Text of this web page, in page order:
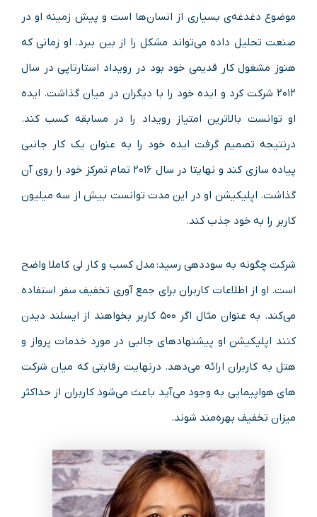
موضوع دغدغه‌ی بسیاری از انسان‌ها است و پیش‌ زمینه‌ او در
صنعت تحلیل داده می‌تواند مشکل را از بین ببرد. او زمانی که
هنوز مشغول کار قدیمی خود بود در رویداد استارتاپی در سال
۲۰۱۲ شرکت کرد و ایده‌ خود را با دیگران در میان گذاشت. ایده‌
او توانست بالاترین امتیاز رویداد را در مسابقه کسب کند.
درنتیجه تصمیم گرفت ایده‌ خود را به‌ عنوان یک کار جانبی
پیاده‌ سازی کند و نهایتا در سال ۲۰۱۶ تمام تمرکز خود را روی آن
گذاشت. اپلیکیشن او در این مدت توانست بیش از سه میلیون
کاربر را به خود جذب کند.
شرکت چگونه به سوددهی رسید: مدل کسب‌ و کار لی کاملا واضح
است. او از اطلاعات کاربران برای جمع‌ آوری تخفیف سفر استفاده
می‌کند. به‌ عنوان مثال اگر ۵۰۰ کاربر بخواهند از ایسلند دیدن
کنند اپلیکیشن او پیشنهادهای جالبی در مورد خدمات پرواز و
هتل به کاربران ارائه می‌دهد. درنهایت رقابتی که میان شرکت‌
های هواپیمایی به وجود می‌آید باعث می‌شود کاربران از حداکثر
میزان تخفیف بهره‌مند شوند.